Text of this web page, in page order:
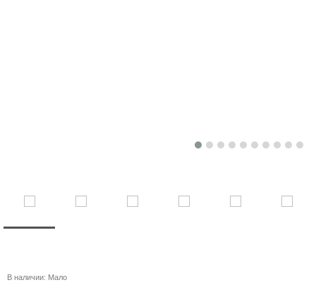
В наличии: Мало